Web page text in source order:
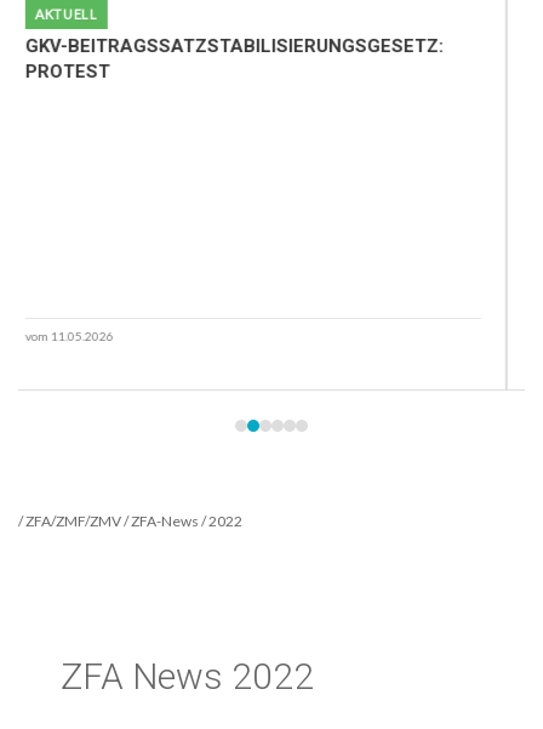
AKTUELL
GKV-BEITRAGSSATZSTABILISIERUNGSGESETZ:
PROTEST
vom 11.05.2026
/ ZFA/ZMF/ZMV / ZFA-News / 2022
ZFA News 2022